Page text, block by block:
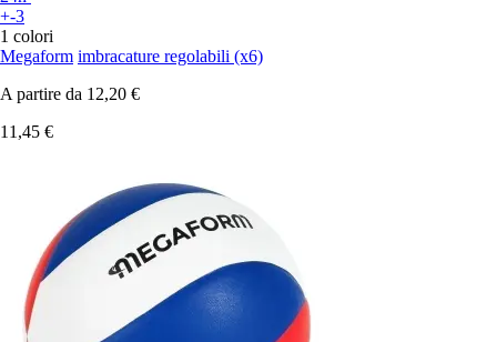
+-3
1 colori
Megaform imbracature regolabili (x6)
A partire da 12,20 €
11,45 €